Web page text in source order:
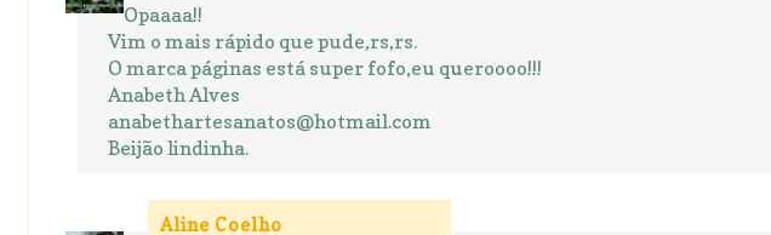
Opaaaa!!
Vim o mais rápido que pude,rs,rs.
O marca páginas está super fofo,eu queroooo!!!
Anabeth Alves
anabethartesanatos@hotmail.com
Beijão lindinha.
Aline Coelho